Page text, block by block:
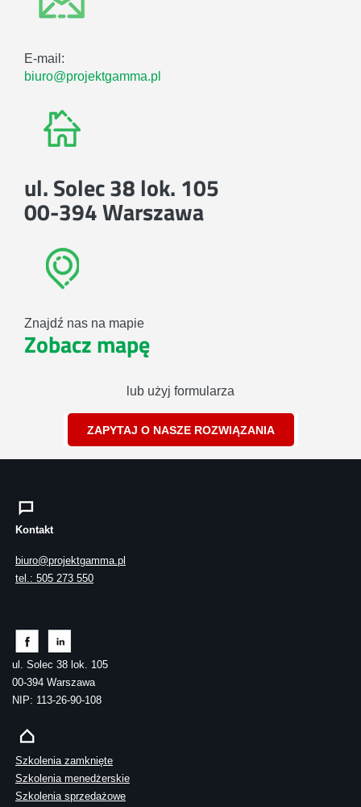
E-mail:
biuro@projektgamma.pl
ul. Solec 38 lok. 105
00-394 Warszawa
Znajdź nas na mapie
Zobacz mapę
lub użyj formularza
ZAPYTAJ O NASZE ROZWIĄZANIA
Kontakt
biuro@projektgamma.pl
tel.: 505 273 550
ul. Solec 38 lok. 105
00-394 Warszawa
NIP: 113-26-90-108
Szkolenia zamknięte
Szkolenia menedżerskie
Szkolenia sprzedażowe